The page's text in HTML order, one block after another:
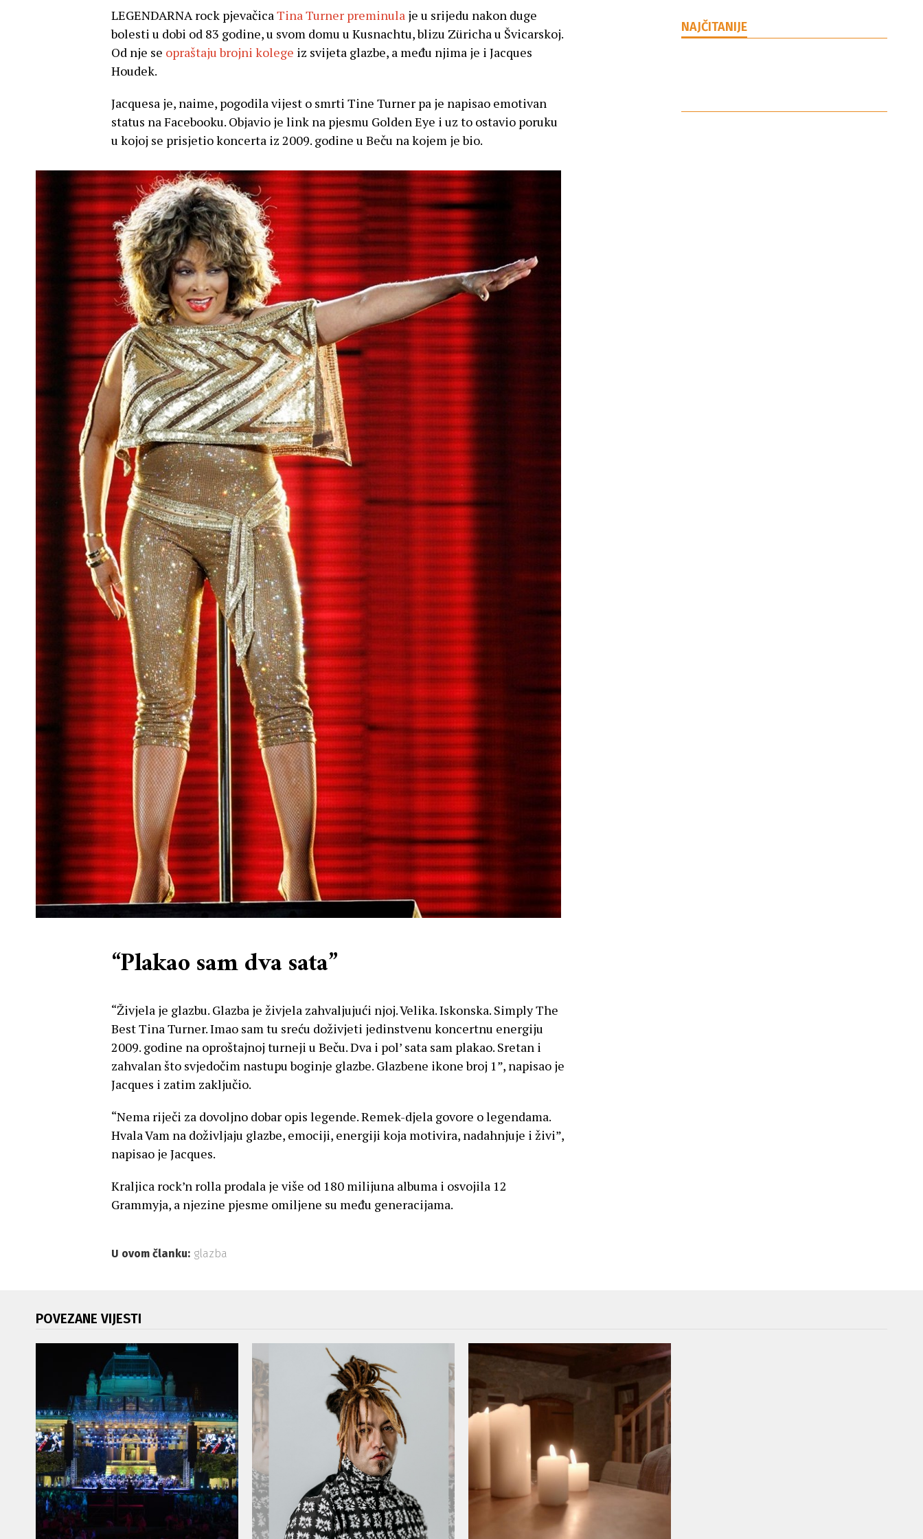
LEGENDARNA rock pjevačicaTina Turner preminula je u srijedu nakon duge
bolesti u dobi od 83 godine, u svom domu u Kusnachtu, blizu Züricha u Švicarskoj.
Od nje se opraštaju brojni kolege iz svijeta glazbe, a među njima je i Jacques
Houdek.
Jacquesa je, naime, pogodila vijest o smrti Tine Turner pa je napisao emotivan
status na Facebooku. Objavio je link na pjesmu Golden Eye i uz to ostavio poruku
u kojoj se prisjetio koncerta iz 2009. godine u Beču na kojem je bio.
“Plakao sam dva sata”
“Živjela je glazbu. Glazba je živjela zahvaljujući njoj. Velika. Iskonska. Simply The
Best Tina Turner. Imao sam tu sreću doživjeti jedinstvenu koncertnu energiju
2009. godine na oproštajnoj turneji u Beču. Dva i pol’ sata sam plakao. Sretan i
zahvalan što svjedočim nastupu boginje glazbe. Glazbene ikone broj 1”, napisao je
Jacques i zatim zaključio.
“Nema riječi za dovoljno dobar opis legende. Remek-djela govore o legendama.
Hvala Vam na doživljaju glazbe, emociji, energiji koja motivira, nadahnjuje i živi”,
napisao je Jacques.
Kraljica rock’n rolla prodala je više od 180 milijuna albuma i osvojila 12
Grammyja, a njezine pjesme omiljene su među generacijama.
U ovom članku: glazba
NAJČITANIJE
POVEZANE VIJESTI